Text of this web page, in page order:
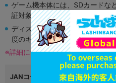
ゲーム機本体には、SDカードな
証対象外となります。
ディスク類の読み取り面のキズ
度のキズがある場合がございま
※詳細につきましてはコチラ
JANコード